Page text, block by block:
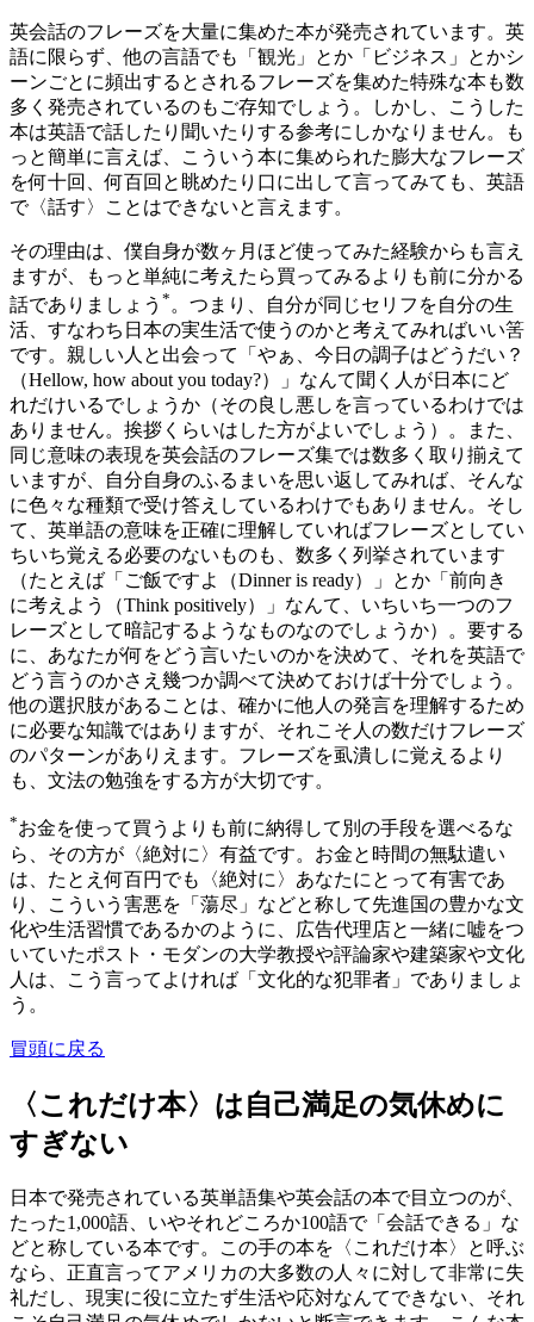
英会話のフレーズを大量に集めた本が発売されています。英
語に限らず、他の言語でも「観光」とか「ビジネス」とかシ
ーンごとに頻出するとされるフレーズを集めた特殊な本も数
多く発売されているのもご存知でしょう。しかし、こうした
本は英語で話したり聞いたりする参考にしかなりません。も
っと簡単に言えば、こういう本に集められた膨大なフレーズ
を何十回、何百回と眺めたり口に出して言ってみても、英語
で〈話す〉ことはできないと言えます。
その理由は、僕自身が数ヶ月ほど使ってみた経験からも言え
ますが、もっと単純に考えたら買ってみるよりも前に分かる
話でありましょう * 。つまり、自分が同じセリフを自分の生
活、すなわち日本の実生活で使うのかと考えてみればいい筈
です。親しい人と出会って「やぁ、今日の調子はどうだい？
（Hellow, how about you today?）」なんて聞く人が日本にど
れだけいるでしょうか（その良し悪しを言っているわけでは
ありません。挨拶くらいはした方がよいでしょう）。また、
同じ意味の表現を英会話のフレーズ集では数多く取り揃えて
いますが、自分自身のふるまいを思い返してみれば、そんな
に色々な種類で受け答えしているわけでもありません。そし
て、英単語の意味を正確に理解していればフレーズとしてい
ちいち覚える必要のないものも、数多く列挙されています
（たとえば「ご飯ですよ（Dinner is ready）」とか「前向き
に考えよう（Think positively）」なんて、いちいち一つのフ
レーズとして暗記するようなものなのでしょうか）。要する
に、あなたが何をどう言いたいのかを決めて、それを英語で
どう言うのかさえ幾つか調べて決めておけば十分でしょう。
他の選択肢があることは、確かに他人の発言を理解するため
に必要な知識ではありますが、それこそ人の数だけフレーズ
のパターンがありえます。フレーズを虱潰しに覚えるより
も、文法の勉強をする方が大切です。
*お金を使って買うよりも前に納得して別の手段を選べるな
ら、その方が〈絶対に〉有益です。お金と時間の無駄遣い
は、たとえ何百円でも〈絶対に〉あなたにとって有害であ
り、こういう害悪を「蕩尽」などと称して先進国の豊かな文
化や生活習慣であるかのように、広告代理店と一緒に嘘をつ
いていたポスト・モダンの大学教授や評論家や建築家や文化
人は、こう言ってよければ「文化的な犯罪者」でありましょ
う。
冒頭に戻る
〈これだけ本〉は自己満足の気休めに
すぎない
日本で発売されている英単語集や英会話の本で目立つのが、
たった1,000語、いやそれどころか100語で「会話できる」な
どと称している本です。この手の本を〈これだけ本〉と呼ぶ
なら、正直言ってアメリカの大多数の人々に対して非常に失
礼だし、現実に役に立たず生活や応対なんてできない、それ